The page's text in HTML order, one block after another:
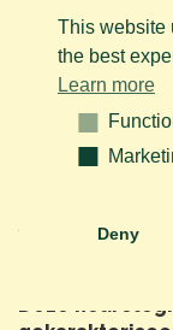
moeilijke
geen van hen
Om deze
diagnose
“dummy”-
symptomen
bij veulens
missen de
This website
the best
Learn more
Functional
Marketing
Deny